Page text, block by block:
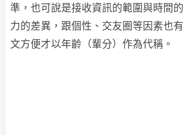
準，也可說是接收資訊的範圍與時間
力的差異，跟個性、交友圈等因素也
文方便才以年齡（輩分）作為代稱。